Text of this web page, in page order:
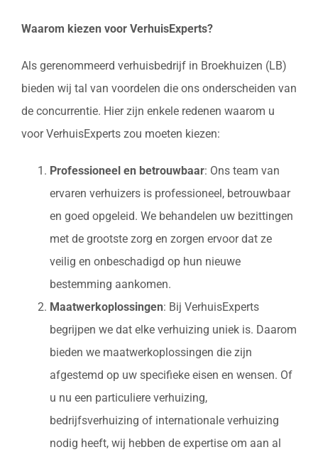
Waarom kiezen voor VerhuisExperts?
Als gerenommeerd verhuisbedrijf in Broekhuizen (LB)
bieden wij tal van voordelen die ons onderscheiden van
de concurrentie. Hier zijn enkele redenen waarom u
voor VerhuisExperts zou moeten kiezen:
Professioneel en betrouwbaar: Ons team van
ervaren verhuizers is professioneel, betrouwbaar
en goed opgeleid. We behandelen uw bezittingen
met de grootste zorg en zorgen ervoor dat ze
veilig en onbeschadigd op hun nieuwe
bestemming aankomen.
Maatwerkoplossingen: Bij VerhuisExperts
begrijpen we dat elke verhuizing uniek is. Daarom
bieden we maatwerkoplossingen die zijn
afgestemd op uw specifieke eisen en wensen. Of
u nu een particuliere verhuizing,
bedrijfsverhuizing of internationale verhuizing
nodig heeft, wij hebben de expertise om aan al